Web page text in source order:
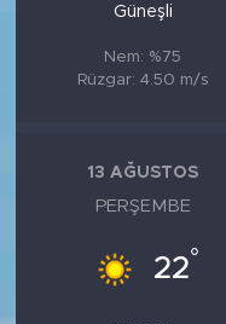
Güneşli
Nem: %75
Rüzgar: 4.50 m/s
13 AĞUSTOS
PERŞEMBE
22°